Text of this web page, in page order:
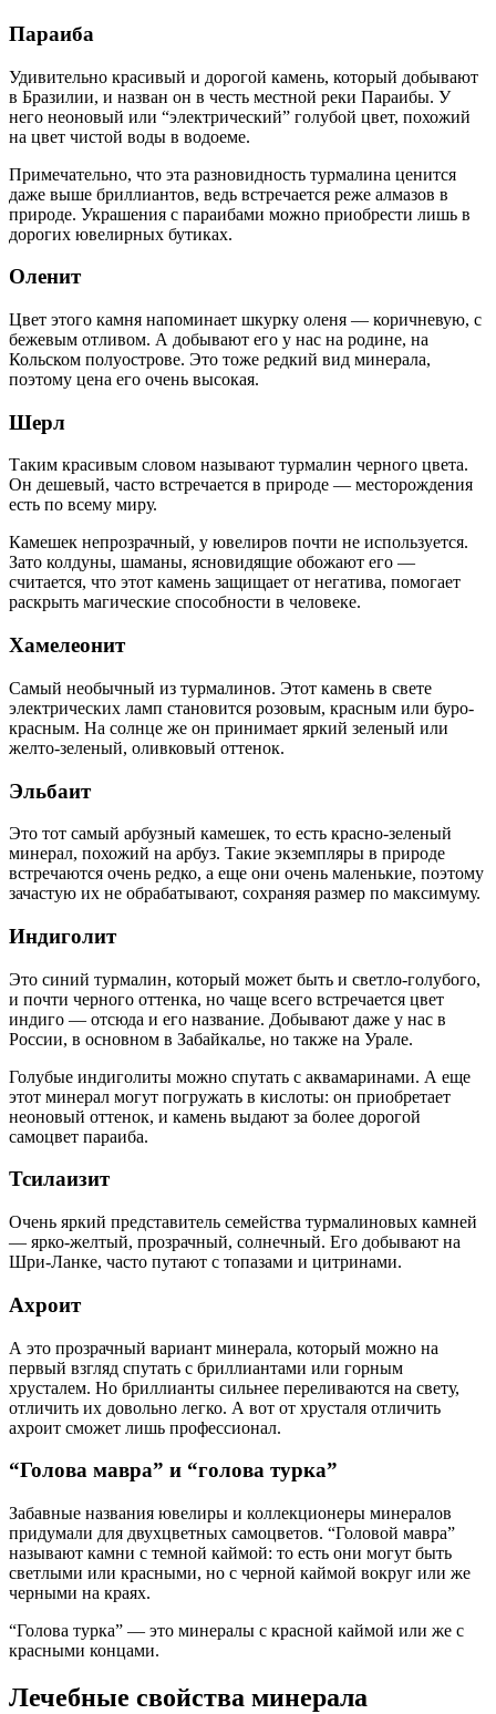
Параиба
Удивительно красивый и дорогой камень, который добывают
в Бразилии, и назван он в честь местной реки Параибы. У
него неоновый или “электрический” голубой цвет, похожий
на цвет чистой воды в водоеме.
Примечательно, что эта разновидность турмалина ценится
даже выше бриллиантов, ведь встречается реже алмазов в
природе. Украшения с параибами можно приобрести лишь в
дорогих ювелирных бутиках.
Оленит
Цвет этого камня напоминает шкурку оленя — коричневую, с
бежевым отливом. А добывают его у нас на родине, на
Кольском полуострове. Это тоже редкий вид минерала,
поэтому цена его очень высокая.
Шерл
Таким красивым словом называют турмалин черного цвета.
Он дешевый, часто встречается в природе — месторождения
есть по всему миру.
Камешек непрозрачный, у ювелиров почти не используется.
Зато колдуны, шаманы, ясновидящие обожают его —
считается, что этот камень защищает от негатива, помогает
раскрыть магические способности в человеке.
Хамелеонит
Самый необычный из турмалинов. Этот камень в свете
электрических ламп становится розовым, красным или буро-
красным. На солнце же он принимает яркий зеленый или
желто-зеленый, оливковый оттенок.
Эльбаит
Это тот самый арбузный камешек, то есть красно-зеленый
минерал, похожий на арбуз. Такие экземпляры в природе
встречаются очень редко, а еще они очень маленькие, поэтому
зачастую их не обрабатывают, сохраняя размер по максимуму.
Индиголит
Это синий турмалин, который может быть и светло-голубого,
и почти черного оттенка, но чаще всего встречается цвет
индиго — отсюда и его название. Добывают даже у нас в
России, в основном в Забайкалье, но также на Урале.
Голубые индиголиты можно спутать с аквамаринами. А еще
этот минерал могут погружать в кислоты: он приобретает
неоновый оттенок, и камень выдают за более дорогой
самоцвет параиба.
Тсилаизит
Очень яркий представитель семейства турмалиновых камней
— ярко-желтый, прозрачный, солнечный. Его добывают на
Шри-Ланке, часто путают с топазами и цитринами.
Ахроит
А это прозрачный вариант минерала, который можно на
первый взгляд спутать с бриллиантами или горным
хрусталем. Но бриллианты сильнее переливаются на свету,
отличить их довольно легко. А вот от хрусталя отличить
ахроит сможет лишь профессионал.
“Голова мавра” и “голова турка”
Забавные названия ювелиры и коллекционеры минералов
придумали для двухцветных самоцветов. “Головой мавра”
называют камни с темной каймой: то есть они могут быть
светлыми или красными, но с черной каймой вокруг или же
черными на краях.
“Голова турка” — это минералы с красной каймой или же с
красными концами.
Лечебные свойства минерала